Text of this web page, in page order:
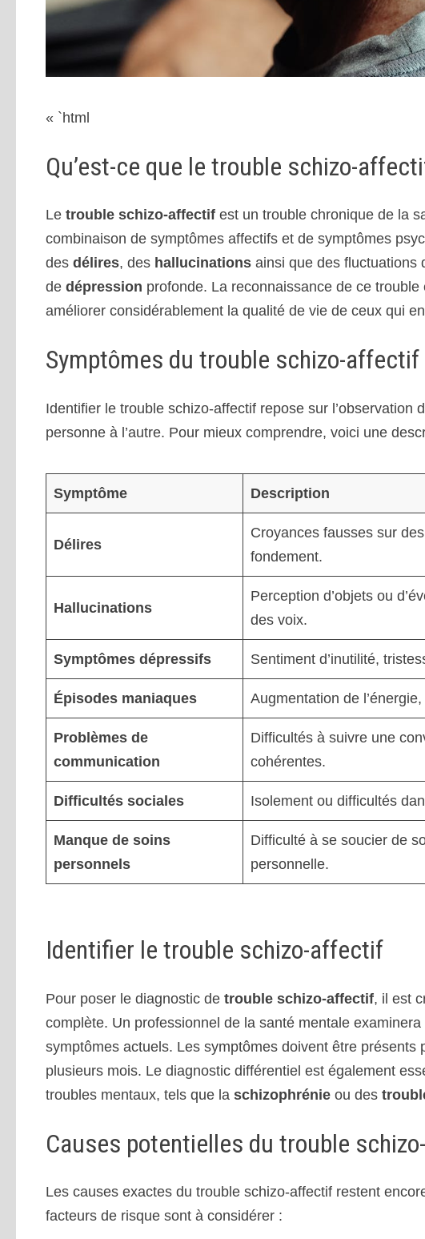
« `html
Qu’est-ce que le trouble schizo-
Letrouble schizo-affectif est un trouble chronique de la
combinaison de symptômes affectifs et de symptômes
desdélires, des hallucinations ainsi que des fluctuations
dedépression profonde. La reconnaissance de ce
améliorer considérablement la qualité de vie de ceux qui
Symptômes du trouble schizo-affectif
Identifier le trouble schizo-affectif repose sur l’observation
personne à l’autre. Pour mieux comprendre, voici une
Symptôme Description
Délires
Croyances fausses sur
fondement.
Hallucinations
Perception d’objets ou
des voix.
Symptômes dépressifs Sentiment d’inutilité,
Épisodes maniaques Augmentation de
Problèmes de
communication
Difficultés à suivre une
cohérentes.
Difficultés sociales Isolement ou difficultés
Manque de soins
personnels
Difficulté à se soucier de
personnelle.
Identifier le trouble schizo-affectif
Pour poser le diagnostic detrouble schizo-affectif, il est
complète. Un professionnel de la santé mentale
symptômes actuels. Les symptômes doivent être
plusieurs mois. Le diagnostic différentiel est également
troubles mentaux, tels que laschizophrénie ou des
Causes potentielles du trouble
Les causes exactes du trouble schizo-affectif restent
facteurs de risque sont à considérer :